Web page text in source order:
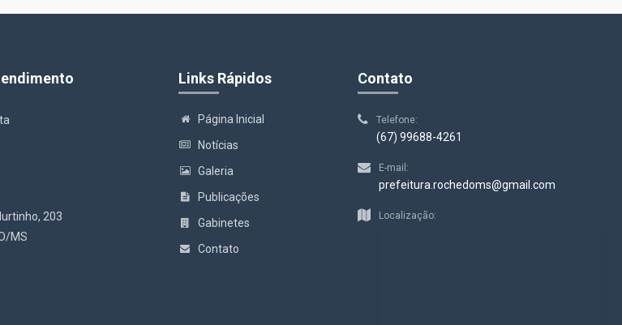
203
MS
Links Rápidos
Página Inicial
Notícias
Galeria
Publicações
Gabinetes
Contato
Contato
Telefone:
(67) 99688-4261
E-mail:
prefeitura.rochedoms@gmail.com
Localização: